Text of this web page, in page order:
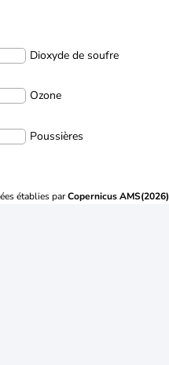
Dioxyde de soufre
Ozone
Poussières
établies parCopernicus AMS(2026)